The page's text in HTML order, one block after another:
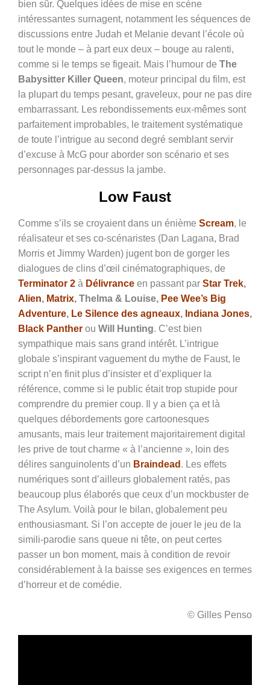
bien sûr. Quelques idées de mise en scène
intéressantes surnagent, notamment les séquences de
discussions entre Judah et Melanie devant l’école où
tout le monde – à part eux deux – bouge au ralenti,
comme si le temps se figeait. Mais l’humour de The
Babysitter Killer Queen, moteur principal du film, est
la plupart du temps pesant, graveleux, pour ne pas dire
embarrassant. Les rebondissements eux-mêmes sont
parfaitement improbables, le traitement systématique
de toute l’intrigue au second degré semblant servir
d’excuse à McG pour aborder son scénario et ses
personnages par-dessus la jambe.
Low Faust
Comme s’ils se croyaient dans un énième Scream, le
réalisateur et ses co-scénaristes (Dan Lagana, Brad
Morris et Jimmy Warden) jugent bon de gorger les
dialogues de clins d’œil cinématographiques, de
Terminator 2 à Délivrance en passant par Star Trek,
Alien, Matrix, Thelma & Louise, Pee Wee’s Big
Adventure, Le Silence des agneaux, Indiana Jones,
Black Panther ou Will Hunting. C’est bien
sympathique mais sans grand intérêt. L’intrigue
globale s’inspirant vaguement du mythe de Faust, le
script n’en finit plus d’insister et d’expliquer la
référence, comme si le public était trop stupide pour
comprendre du premier coup. Il y a bien ça et là
quelques débordements gore cartoonesques
amusants, mais leur traitement majoritairement digital
les prive de tout charme « à l’ancienne », loin des
délires sanguinolents d’un Braindead . Les effets
numériques sont d’ailleurs globalement ratés, pas
beaucoup plus élaborés que ceux d’un mockbuster de
The Asylum. Voilà pour le bilan, globalement peu
enthousiasmant. Si l’on accepte de jouer le jeu de la
simili-parodie sans queue ni tête, on peut certes
passer un bon moment, mais à condition de revoir
considérablement à la baisse ses exigences en termes
d’horreur et de comédie.
© Gilles Penso